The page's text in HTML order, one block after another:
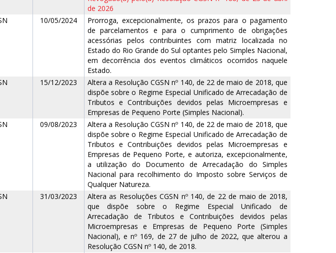
de 2026
10/05/2024
Prorroga, excepcionalmente, os prazos para o pagamento
de parcelamentos e para o cumprimento de obrigações
acessórias pelos contribuintes com matriz localizada no
Estado do Rio Grande do Sul optantes pelo Simples Nacional,
em decorrência dos eventos climáticos ocorridos naquele
Estado.
15/12/2023
Altera a Resolução CGSN nº 140, de 22 de maio de 2018, que
dispõe sobre o Regime Especial Unificado de Arrecadação de
Tributos e Contribuições devidos pelas Microempresas e
Empresas de Pequeno Porte (Simples Nacional).
09/08/2023
Altera a Resolução CGSN nº 140, de 22 de maio de 2018, que
dispõe sobre o Regime Especial Unificado de Arrecadação de
Tributos e Contribuições devidos pelas Microempresas e
Empresas de Pequeno Porte, e autoriza, excepcionalmente,
a utilização do Documento de Arrecadação do Simples
Nacional para recolhimento do Imposto sobre Serviços de
Qualquer Natureza.
31/03/2023
Altera as Resoluções CGSN nº 140, de 22 de maio de 2018,
que dispõe sobre o Regime Especial Unificado de
Arrecadação de Tributos e Contribuições devidos pelas
Microempresas e Empresas de Pequeno Porte (Simples
Nacional), e nº 169, de 27 de julho de 2022, que alterou a
Resolução CGSN nº 140, de 2018.